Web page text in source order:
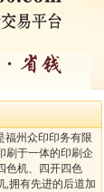
福州众印印务有限
刷于一体的印刷企
色机、四开四色
,拥有先进的后道加